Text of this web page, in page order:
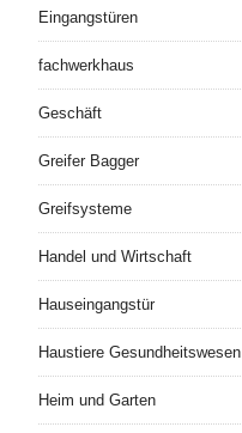
Eingangstüren
fachwerkhaus
Geschäft
Greifer Bagger
Greifsysteme
Handel und Wirtschaft
Hauseingangstür
Haustiere Gesundheitswesen
Heim und Garten